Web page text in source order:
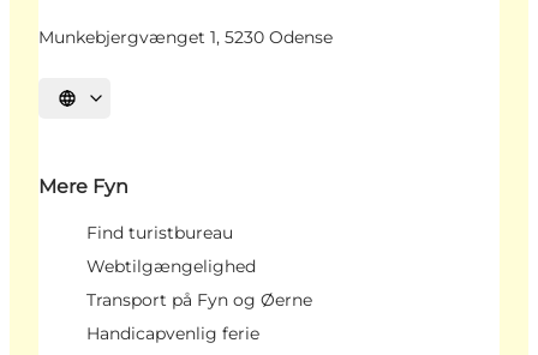
Munkebjergvænget 1, 5230 Odense
Vælg sprog
Mere Fyn
Find turistbureau
Webtilgængelighed
Transport på Fyn og Øerne
Handicapvenlig ferie